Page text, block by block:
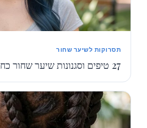
תסרוקות לשיער שחור
27 טיפים וסגנונות שיער שחור כחול